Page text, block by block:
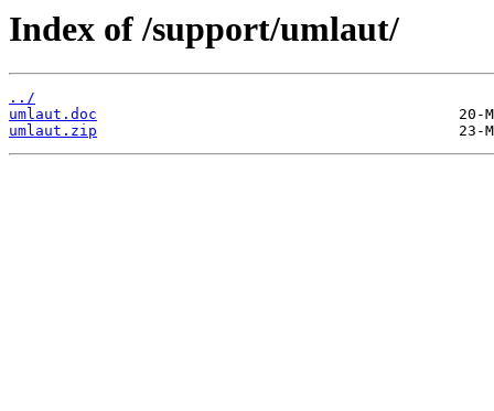
Index of /support/umlaut/
../
umlaut.doc
umlaut.zip